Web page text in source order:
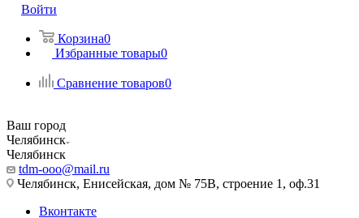
Войти
Корзина0
Избранные товары0
Сравнение товаров0
Ваш город
Челябинск
Челябинск
tdm-ooo@mail.ru
Челябинск, Енисейская, дом № 75В, строение 1, оф.31
Вконтакте